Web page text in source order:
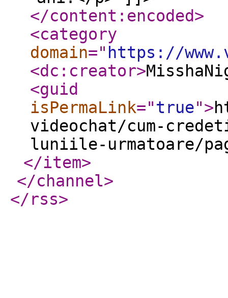
</content:encoded>
<category
domain=" https://
<dc:creator>
<guid
isPermaLink="true">
videochat/cum-
luniile-urmatoare/
</item>
</channel>
</rss>